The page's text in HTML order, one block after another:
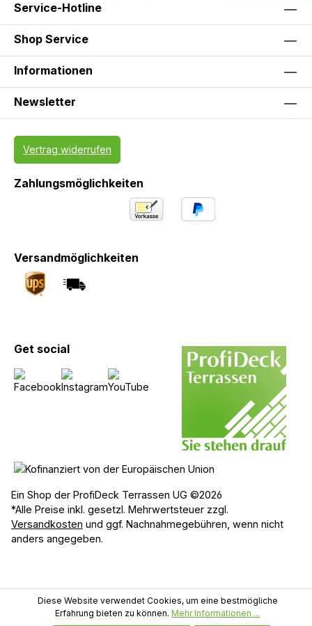
Service-Hotline
Shop Service
Informationen
Newsletter
Vertrag widerrufen
Zahlungsmöglichkeiten
Versandmöglichkeiten
Get social
Ein Shop der ProfiDeck Terrassen UG ©2026
*Alle Preise inkl. gesetzl. Mehrwertsteuer zzgl.
Versandkosten und ggf. Nachnahmegebühren, wenn nicht
anders angegeben.
Diese Website verwendet Cookies, um eine bestmögliche
Erfahrung bieten zu können. Mehr Informationen ...